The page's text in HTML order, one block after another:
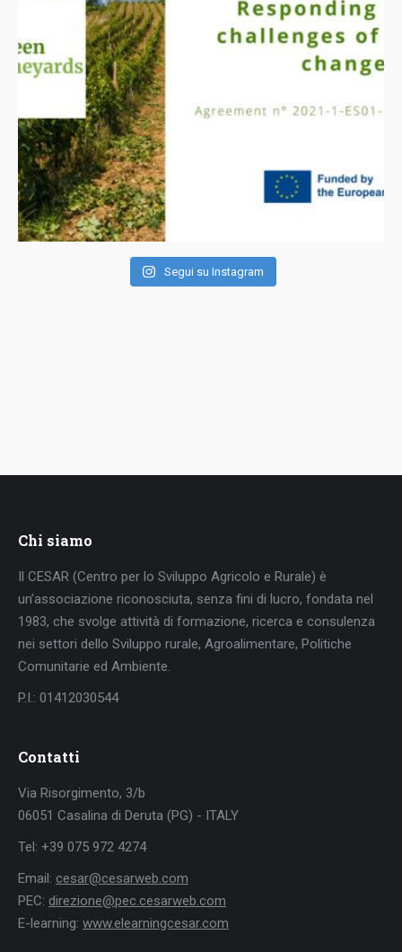
Segui su Instagram
Chi siamo
Il CESAR (Centro per lo Sviluppo Agricolo e Rurale) è
un’associazione riconosciuta, senza fini di lucro, fondata nel
1983, che svolge attività di formazione, ricerca e consulenza
nei settori dello Sviluppo rurale, Agroalimentare, Politiche
Comunitarie ed Ambiente.
P.I.: 01412030544
Contatti
Via Risorgimento, 3/b
06051 Casalina di Deruta (PG) - ITALY
Tel: +39 075 972 4274
Email: cesar@cesarweb.com
PEC: direzione@pec.cesarweb.com
E-learning: www.elearningcesar.com